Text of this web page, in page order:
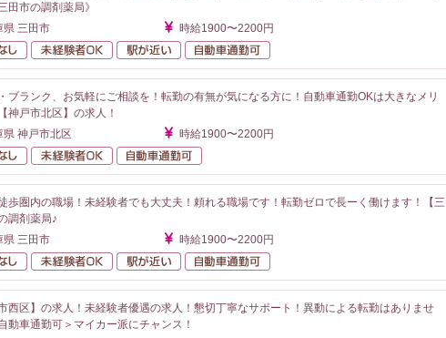
田市の調剤薬局》
県 三田市
時給1900〜2200円
転勤なし
未経験者OK 駅が近い
ブランク、お気軽にご相談を！転勤の有無が気になる方に！自動車通勤OKは大きなメリ
神戸市北区】の求人！
県 神戸市北区
時給1900〜2200円
転勤なし
未経験者OK
歩圏内の職場！未経験者でも大丈夫！頼れる職場です！転勤ゼロで長ーく働けます！【三
調剤薬局♪
県 三田市
時給1900〜2200円
転勤なし
未経験者OK 駅が近い
市西区】の求人！未経験者優遇の求人！懇切丁寧なサポート！異動による転勤はありませ
動車通勤可＞マイカー派にチャンス！